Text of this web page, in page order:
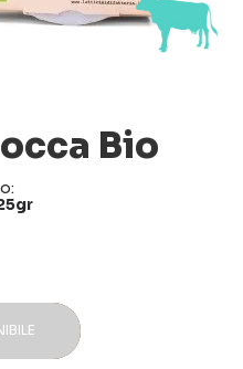
Bio